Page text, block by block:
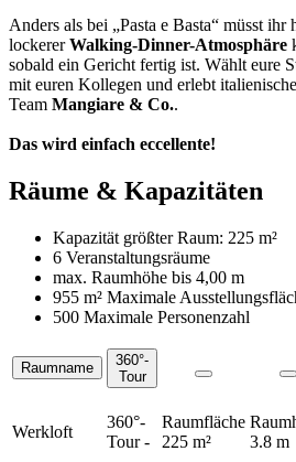
Anders als bei „Pasta e Basta“ müsst
lockererWalking-Dinner-Atmosphäre
sobald ein Gericht fertig ist. Wählt eure
mit euren Kollegen und erlebt
Team Mangiare & Co..
Das wird einfach eccellente!
Räume & Kapazitäten
Kapazität größter Raum: 225 m²
6 Veranstaltungsräume
max. Raumhöhe bis 4,00 m
955 m² Maximale
500 Maximale Personenzahl
Räume
Raumname
360°-
Tour
Werkloft
360°-
Tour-
Raumfläche
225 m²
3.8 m